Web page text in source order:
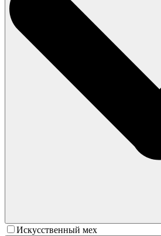
Искусственный мех